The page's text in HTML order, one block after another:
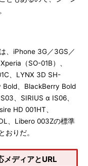
、iPhone 3G／3GS／
（SO-01B）、
、LYNX 3D SH-
Bold、BlackBerry Bold
、SIRIUS α IS06、
HD 001HT、
、Libero 003Zの標準
おりだ。
メディアとURL